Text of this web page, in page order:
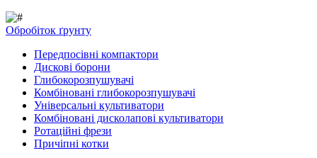
Обробіток ґрунту
Передпосівні компактори
Дискові борони
Глибокорозпушувачі
Комбіновані глибокорозпушувачі
Універсальні культиватори
Комбіновані дисколапові культиватори
Ротаційні фрези
Причіпні котки